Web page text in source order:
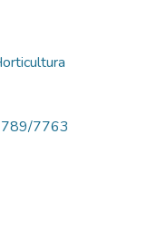
7763